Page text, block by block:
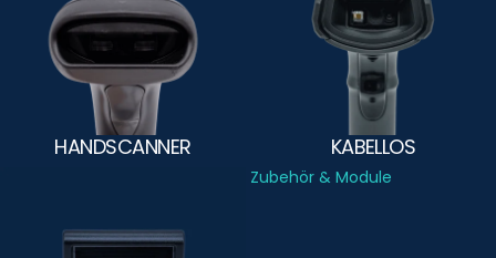
HANDSCANNER KABELLOS
Zubehör & Module